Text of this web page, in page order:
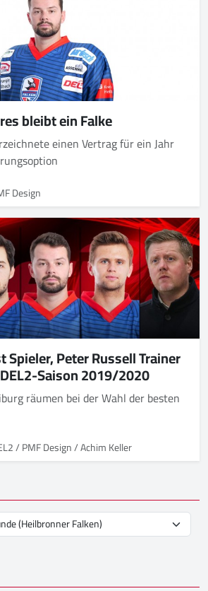
bleibt ein Falke
einen Vertrag für ein Jahr
Design
Spieler, Peter Russell Trainer
Saison 2019/2020
räumen bei der Wahl der besten
/ PMF Design / Achim Keller